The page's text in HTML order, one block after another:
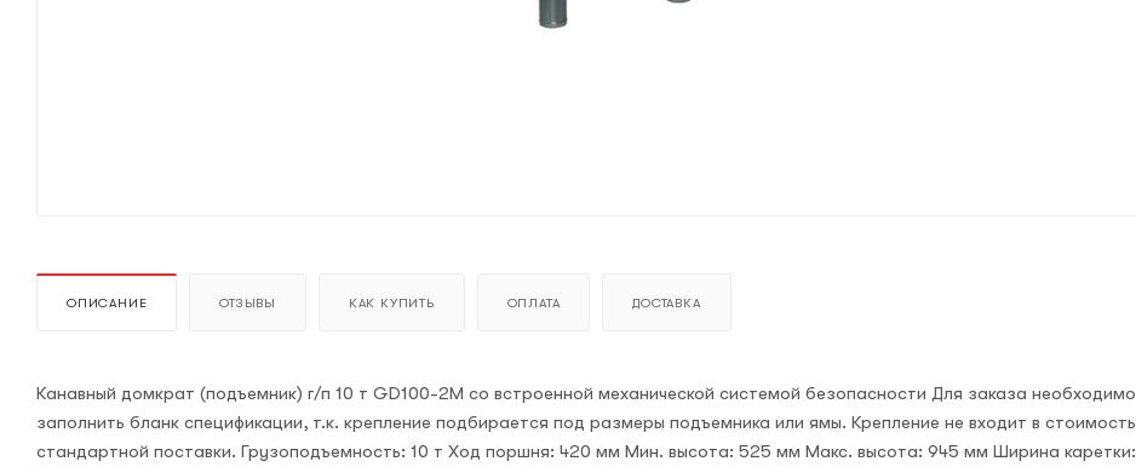
ОПИСАНИЕ ОТЗЫВЫ КАК КУПИТЬ ОПЛАТА ДОСТАВКА
Канавный домкрат (подъемник) г/п 10 т GD100-2M cо встроенной механической системой безопасности Для заказа необходимо
заполнить бланк спецификации, т.к. крепление подбирается под размеры подъемника или ямы. Крепление не входит в стоимость
стандартной поставки. Грузоподъемность: 10 т Ход поршня: 420 мм Мин. высота: 525 мм Макс. высота: 945 мм Ширина каретки: